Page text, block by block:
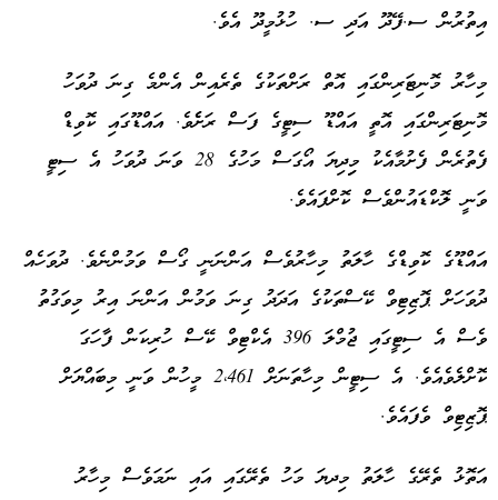
އިތުރުން ސ.ފޭދޫ އަދި ސ. ހުޅުމީދޫ އެވެ.
މިހާރު މޮނިޓަރިންގައި އޮތް ރަށްތަކުގެ ތެރެއިން އެންމެ ގިނަ ދުވަހު
މޮނިޓަރިންގައި އޮތީ އައްޑޫ ސިޓީގެ ފަސް ރަށެެވެ. އައްޑޫގައި ކޮވިޑް
ފެތުރެން ފެށުމާއެކު މިިދިޔަ އޯގަސް މަހުގެ 28 ވަނަ ދުވަހު އެ ސިޓީ
ވަނީ ލޮކްޑައުންވެސް ކޮށްފައެވެ.
އައްޑޫގެ ކޮވިޑްގެ ހާލަތު މިހާރުވެސް އަންނަނީ ގޯސް ވަމުންނެވެ. ދުވަހެއް
ދުވަހަށް ޕޮޒިޓިވް ކޭސްތަކުގެ އަދަދު ގިނަ ވަމުން އަންނަ އިރު މިވަގުތު
ވެސް އެ ސިޓީގައި ޖުމްލަ 396 އެކްޓިވް ކޭސް ހުރިކަން ފާހަގަ
ކޮށްލެވެއެވެ. އެ ސިޓީން މިހާތަނަށް 2،461 މީހުން ވަނީ މިބައްޔަށް
ޕޮޒިޓިވް ވެފައެވެ.
އަތޮޅު ތެރޭގެ ހާލަތު މިދޔަ މަހު ތެރޭގައި އައި ނަމަވެސް މިހާރު